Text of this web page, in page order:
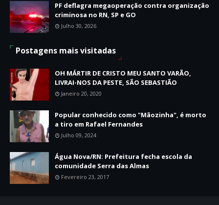
PF deflagra megaoperação contra organização
criminosa no RN, SP e GO
Julho 30, 2026
Postagens mais visitadas
OH MÁRTIR DE CRISTO MEU SANTO VARÃO,
LIVRAI-NOS DA PESTE, SÃO SEBASTIÃO
Janeiro 20, 2020
Popular conhecido como "Mãozinha", é morto
a tiro em Rafael Fernandes
Julho 09, 2024
Água Nova/RN: Prefeitura fecha escola da
comunidade Serra das Almas
Fevereiro 23, 2017